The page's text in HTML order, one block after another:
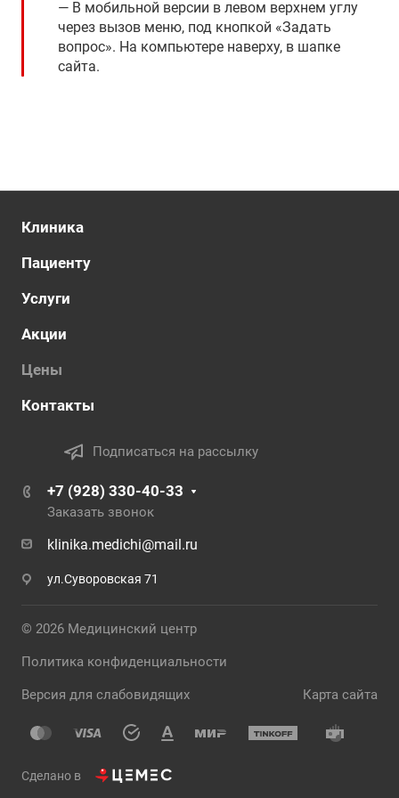
В мобильной версии в левом верхнем углу
через вызов меню, под кнопкой «Задать
вопрос». На компьютере наверху, в шапке
сайта.
Клиника
Пациенту
Услуги
Акции
Цены
Контакты
Подписаться на рассылку
+7 (928) 330-40-33
Заказать звонок
klinika.medichi@mail.ru
ул.Суворовская 71
© 2026 Медицинский центр
Политика конфиденциальности
Версия для слабовидящих Карта сайта
Сделано в